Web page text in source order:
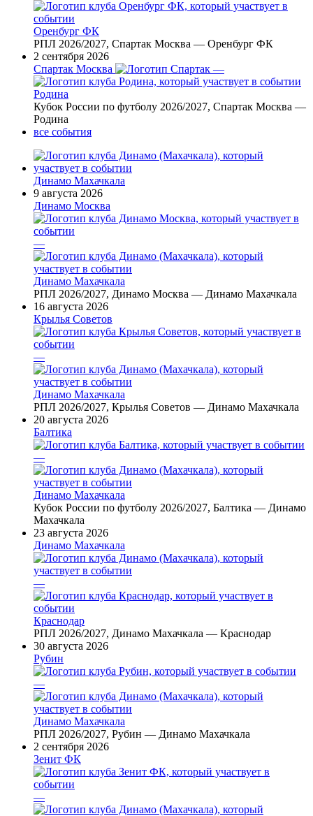
Оренбург ФК
РПЛ 2026/2027, Спартак Москва — Оренбург ФК
2 сентября 2026
Спартак Москва
—
Родина
Кубок России по футболу 2026/2027, Спартак Москва —
Родина
все события
Динамо Махачкала
9 августа 2026
Динамо Москва
—
Динамо Махачкала
РПЛ 2026/2027, Динамо Москва — Динамо Махачкала
16 августа 2026
Крылья Советов
—
Динамо Махачкала
РПЛ 2026/2027, Крылья Советов — Динамо Махачкала
20 августа 2026
Балтика
—
Динамо Махачкала
Кубок России по футболу 2026/2027, Балтика — Динамо
Махачкала
23 августа 2026
Динамо Махачкала
—
Краснодар
РПЛ 2026/2027, Динамо Махачкала — Краснодар
30 августа 2026
Рубин
—
Динамо Махачкала
РПЛ 2026/2027, Рубин — Динамо Махачкала
2 сентября 2026
Зенит ФК
—